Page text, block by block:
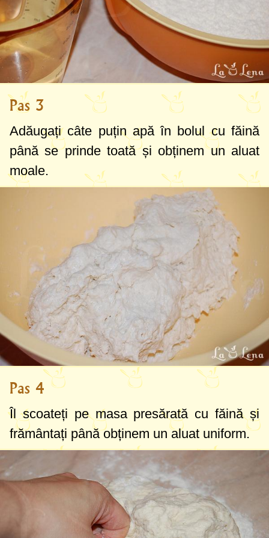
Pas 3
Adăugați câte puțin apă în bolul cu făină
până se prinde toată și obținem un aluat
moale.
Pas 4
Îl scoateți pe masa presărată cu făină și
frământați până obținem un aluat uniform.